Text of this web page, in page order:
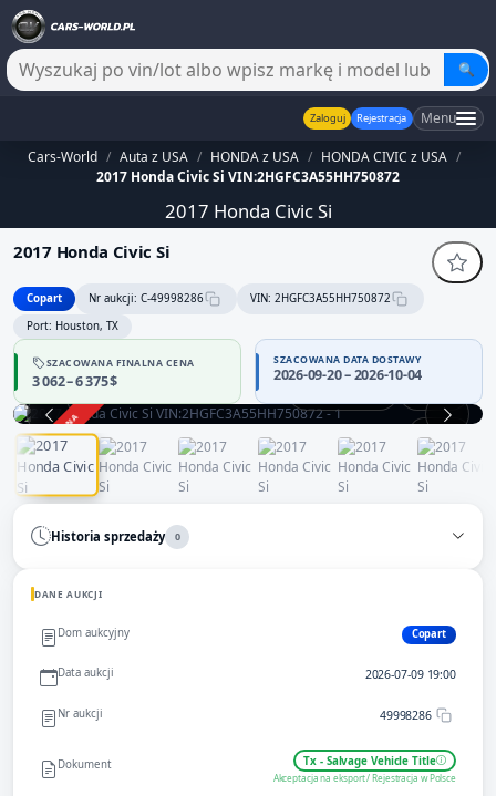
🔍
Zaloguj Rejestracja Menu
Cars-World / Auta z USA / HONDA z USA / HONDA CIVIC z USA /
2017 Honda Civic Si VIN:2HGFC3A55HH750872
2017 Honda Civic Si
2017 Honda Civic Si
Copart Nr aukcji: C-49998286
VIN: 2HGFC3A55HH750872
Port: Houston, TX
SZACOWANA FINALNA CENA
3 062 – 6 375 $
SZACOWANA DATA DOSTAWY
2026-09-20 – 2026-10-04
ZAKOŃCZONA
Historia sprzedaży 0
DANE AUKCJI
Dom aukcyjny Copart
Data aukcji 2026-07-09 19:00
Nr aukcji 49998286
Dokument Tx - Salvage Vehicle Title
Akceptacja na eksport / Rejestracja w Polsce